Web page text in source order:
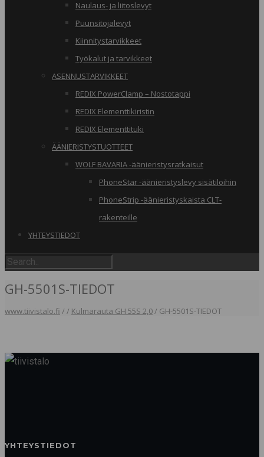
Naulaus- ja liitoslevyt
Puunsitojalevyt
Kiinnitystarvikkeet
Työkalut ja tarvikkeet
ASENNUSTARVIKKEET
REDIX PowerClamp – Nostotappi
REDIX Elementtikiristin
REDIX Elementtituki
ÄÄNIERISTYSTUOTTEET
WOLF BAVARIA -äänieristysratkaisut
PhoneStar -äänieristyslevy sisätiloihin
PhoneStrip -äänieristyskaista CLT-
rakenteille
YHTEYSTIEDOT
GH-5501S-TIEDOT
www.tiivistalo.fi // Kulmarauta GH 55S 2,0/ GH-5501S-TIEDOT
YHTEYSTIEDOT